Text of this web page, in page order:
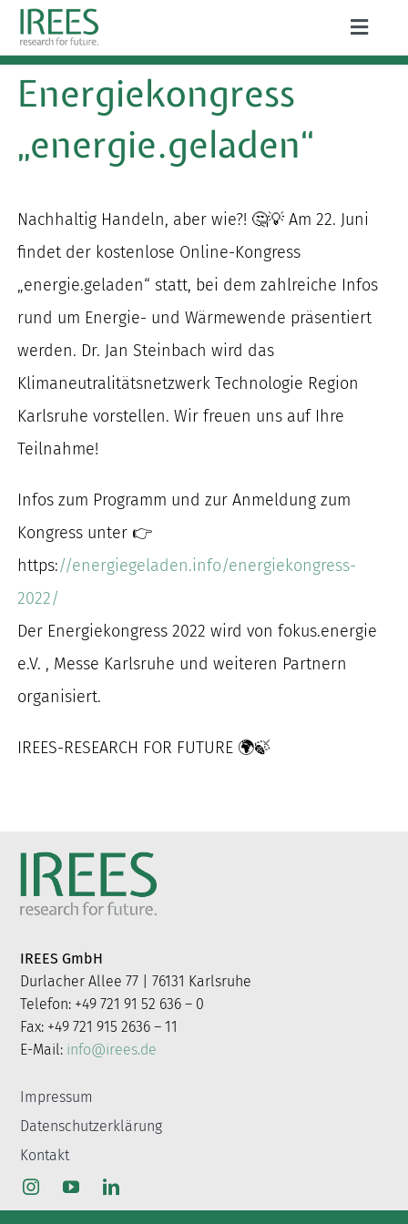
Zum
Inhalt
springen
Toggle
ÜBER UNS
LEISTUNGEN
AKTUELLES
PROJEKTE
PUBLIKATIONEN
Energiekongress
„energie.geladen“
Nachhaltig Handeln, aber wie?! 🤔💡 Am 22. Juni
findet der kostenlose Online-Kongress
„energie.geladen“ statt, bei dem zahlreiche Infos
rund um Energie- und Wärmewende präsentiert
werden. Dr. Jan Steinbach wird das
Klimaneutralitätsnetzwerk Technologie Region
Karlsruhe vorstellen. Wir freuen uns auf Ihre
Teilnahme!
Infos zum Programm und zur Anmeldung zum
Kongress unter 👉
https://energiegeladen.info/energiekongress-
2022/
Der Energiekongress 2022 wird von fokus.energie
e.V. , Messe Karlsruhe und weiteren Partnern
organisiert.
IREES-RESEARCH FOR FUTURE 🌍🍃
IREES GmbH
Durlacher Allee 77 | 76131 Karlsruhe
Telefon: +49 721 91 52 636 – 0
Fax: +49 721 915 2636 – 11
E-Mail: info@irees.de
Impressum
Datenschutzerklärung
Kontakt